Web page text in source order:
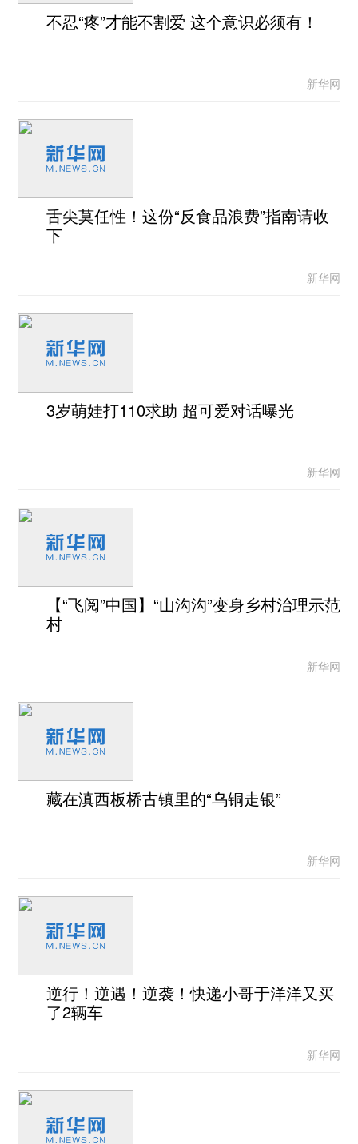
不忍“疼”才能不割爱 这个意识必须有！
新华网
舌尖莫任性！这份“反食品浪费”指南请收
下
新华网
3岁萌娃打110求助 超可爱对话曝光
新华网
【“飞阅”中国】“山沟沟”变身乡村治理示范
村
新华网
藏在滇西板桥古镇里的“乌铜走银”
新华网
逆行！逆遇！逆袭！快递小哥于洋洋又买
了2辆车
新华网